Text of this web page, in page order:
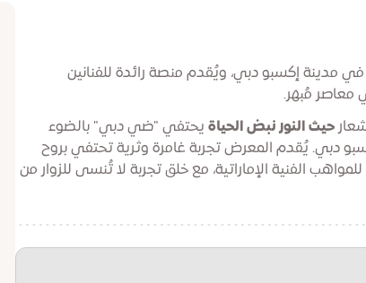
مدينة إكسبو دبي، ويُقدم منصة رائدة للفنانين
معاصر مُبهر.
حيث النور نبض الحياة يحتفي "ضي دبي" بالضوء
دبي. يُقدم المعرض تجربة غامرة وثرية تحتفي بروح
الفنية الإماراتية، مع خلق تجربة لا تُنسى للزوار من